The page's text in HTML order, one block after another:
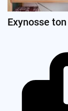
Exynosse